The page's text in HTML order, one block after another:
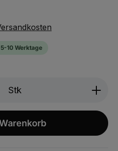
10 Werktage
den
Stk